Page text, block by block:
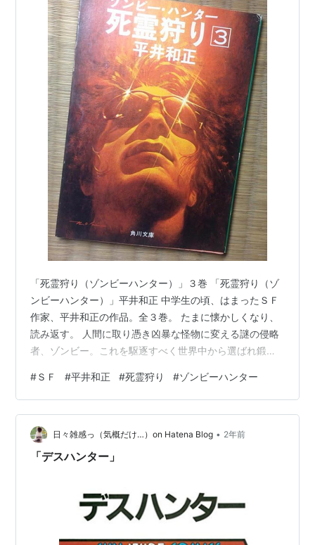
「死霊狩り（ゾンビーハンター）」３巻 「死霊狩り（ゾ
ンビーハンター）」平井和正 中学生の頃、はまったＳＦ
作家、平井和正の作品。全３巻。 たまに懐かしくなり、
読み返す。 人間に取り憑き凶暴な怪物に変える謎の侵略
者、ゾンビー。これを駆逐すべく世界中から選ばれ鍛え
主人公が徐々に知るゾンビーの正体とは？─── 平井和正
の代表作のひとつで、最も好きな作品。 似たようなテー
マの作品は珍しくないけど、ストーリー展開がいい。 挫
折と再起、心の崩壊。最後に救いがある。 （２０１５年
６月１０日Facebook投稿を転載） ランキング参加中読
#ＳＦ #平井和正 #死霊狩り #ゾンビーハンター
日々雑感っ（気概だけ…）on Hatena Blog • 2年前
「デスハンター」